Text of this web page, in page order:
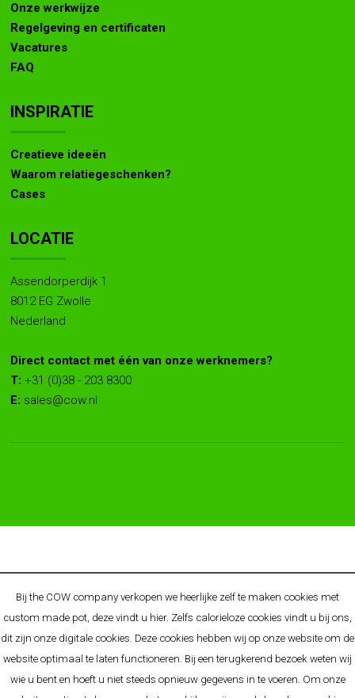
Onze werkwijze
Regelgeving en certificaten
Vacatures
FAQ
INSPIRATIE
Creatieve ideeën
Waarom relatiegeschenken?
Cases
LOCATIE
Assendorperdijk 1
8012 EG Zwolle
Nederland
Direct contact met één van onze werknemers?
T: +31 (0)38 - 203 8300
E: sales@cow.nl
RELATIEGESCHENKEN & PROMOTIONELE CONCEPTEN
O.A. BEKEND VAN:Cow.nl-Allgifts.nl-Allgifts.be-Allgifts.de -
Premiums.nl
Algemene voorwaarden-Disclaimer-Privacy Policy-
Cookieverklaring-Sitemap
Bij the COW company verkopen we heerlijke zelf te maken cookies met
custom made pot, deze vindt u hier. Zelfs calorieloze cookies vindt u bij ons,
dit zijn onze digitale cookies. Deze cookies hebben wij op onze website om de
website optimaal te laten functioneren. Bij een terugkerend bezoek weten wij
wie u bent en hoeft u niet steeds opnieuw gegevens in te voeren. Om onze